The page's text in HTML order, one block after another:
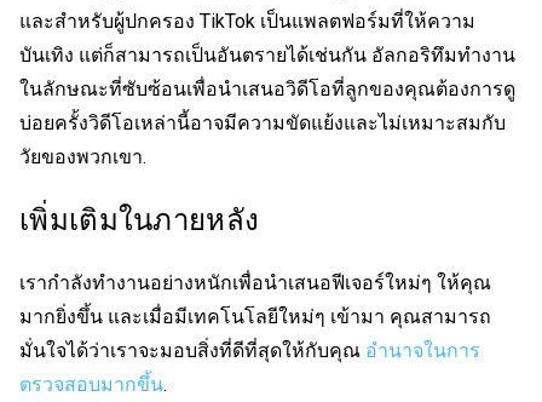
และสำหรับผู้ปกครอง TikTok เป็นแพลตฟอร์มที่ให้ความ
บันเทิง แต่ก็สามารถเป็นอันตรายได้เช่นกัน อัลกอริทึมทำงาน
ในลักษณะที่ซับซ้อนเพื่อนำเสนอวิดีโอที่ลูกของคุณต้องการดู
บ่อยครั้งวิดีโอเหล่านี้อาจมีความขัดแย้งและไม่เหมาะสมกับ
วัยของพวกเขา.
เพิ่มเติมในภายหลัง
เรากำลังทำงานอย่างหนักเพื่อนำเสนอฟีเจอร์ใหม่ๆ ให้คุณ
มากยิ่งขึ้น และเมื่อมีเทคโนโลยีใหม่ๆ เข้ามา คุณสามารถ
มั่นใจได้ว่าเราจะมอบสิ่งที่ดีที่สุดให้กับคุณ อำนาจในการ
ตรวจสอบมากขึ้น.